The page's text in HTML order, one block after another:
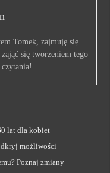
Tomek, zajmuję się
się tworzeniem tego
lat dla kobiet
możliwości
Poznaj zmiany